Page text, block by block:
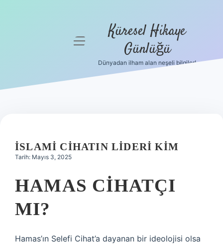
Hakkımızda
menüyü
Küresel Hikaye
Günlüğü
Dünyadan ilham alan neşeli bilgiler!
İSLAMI CIHATIN LIDERI KIM
Tarih: Mayıs 3, 2025
HAMAS CIHATÇI
MI?
Hamas’ın Selefi Cihat’a dayanan bir ideolojisi olsa